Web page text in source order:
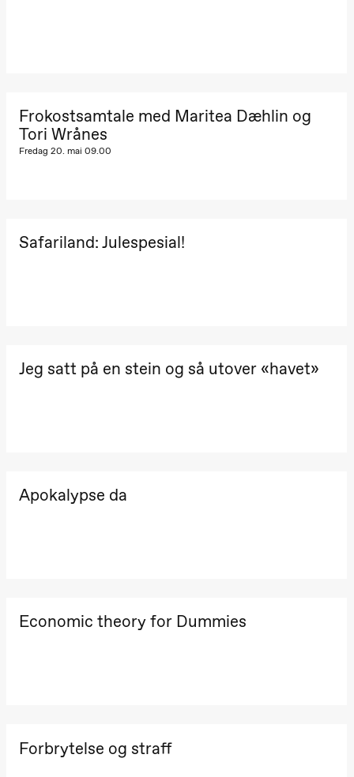
Frokostsamtale med Maritea Dæhlin og
Tori Wrånes
Fredag 20. mai 09.00
Safariland: Julespesial!
Jeg satt på en stein og så utover «havet»
Apokalypse da
Economic theory for Dummies
Forbrytelse og straff